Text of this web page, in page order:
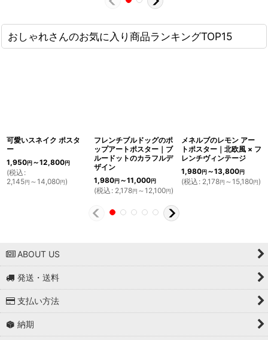
おしゃれさんのお気に入り商品ランキングTOP15
可愛いスネイク ポスタ
ー
1,950円～12,800円
(税込 :
2,145円 ～14,080円)
フレンチブルドッグのポ
ップアートポスター｜ブ
ルードットのカラフルデ
ザイン
1,980円～11,000円
(税込 : 2,178円 ～12,100円)
メネルブのレモン アー
トポスター｜北欧風 × フ
レンチヴィンテージ
1,980円～13,800円
(税込 : 2,178円 ～15,180円)
ABOUT US
発送・送料
支払い方法
納期